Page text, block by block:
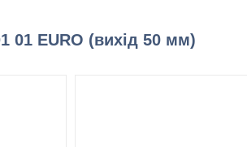
01 EURO (вихід 50 мм)